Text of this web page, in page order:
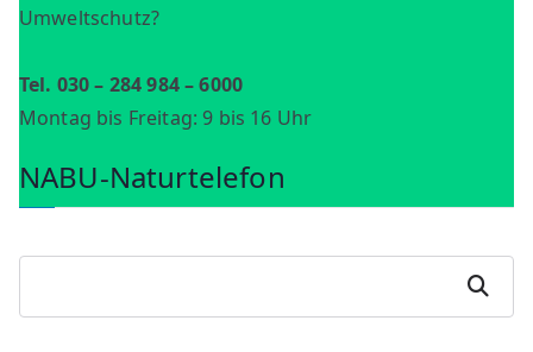
Umweltschutz?
Tel. 030 – 284 984 – 6000
Montag bis Freitag: 9 bis 16 Uhr
NABU-Naturtelefon
Suchen